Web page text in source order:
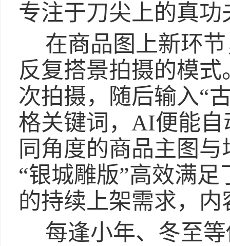
专注于刀尖上的真
在商品图上新环
反复搭景拍摄的模
次拍摄，随后输入“
格关键词，AI便能
同角度的商品主图
“银城雕版”高效满
的持续上架需求，
每逢小年、冬至